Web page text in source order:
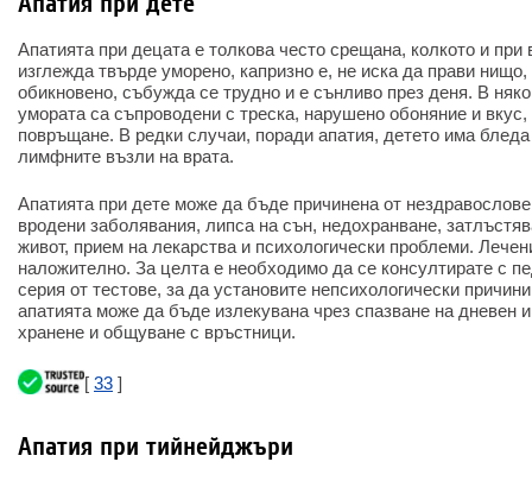
Апатията при децата е толкова често срещана, колкото и при
изглежда твърде уморено, капризно е, не иска да прави нищо,
обикновено, събужда се трудно и е сънливо през деня. В
умората са съпроводени с треска, нарушено обоняние и вкус,
повръщане. В редки случаи, поради апатия, детето има
лимфните възли на врата.
Апатията при дете може да бъде причинена от
вродени заболявания, липса на сън, недохранване,
живот, прием на лекарства и психологически проблеми.
наложително. За целта е необходимо да се консултирате с
серия от тестове, за да установите непсихологически
апатията може да бъде излекувана чрез спазване на дневен
хранене и общуване с връстници.
[ 33 ]
Апатия при тийнейджъри